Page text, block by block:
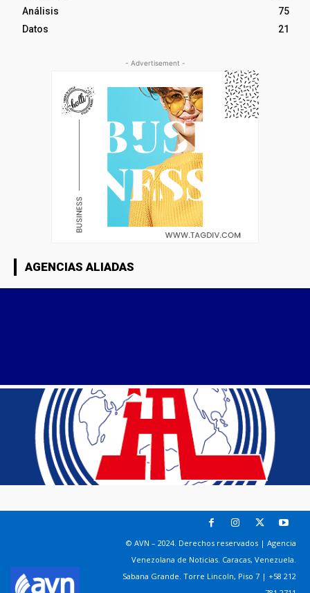
Análisis
75
Datos
21
- Advertisement -
AGENCIAS ALIADAS
© AVN – 2024. Derechos reservados | Agencia
Venezolana de Noticias. Caracas, Venezuela.
Sabana Grande. Torre Lincoln, Piso 7 | +58 212